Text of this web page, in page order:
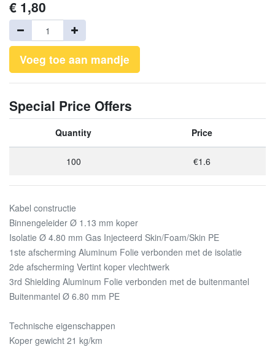
€ 1,80
Voeg toe aan mandje
Special Price Offers
Quantity Price
100 €1.6
Kabel constructie
Binnengeleider Ø 1.13 mm koper
Isolatie Ø 4.80 mm Gas Injecteerd Skin/Foam/Skin PE
1ste afscherming Aluminum Folie verbonden met de isolatie
2de afscherming Vertint koper vlechtwerk
3rd Shielding Aluminum Folie verbonden met de buitenmantel
Buitenmantel Ø 6.80 mm PE
Technische eigenschappen
Koper gewicht 21 kg/km